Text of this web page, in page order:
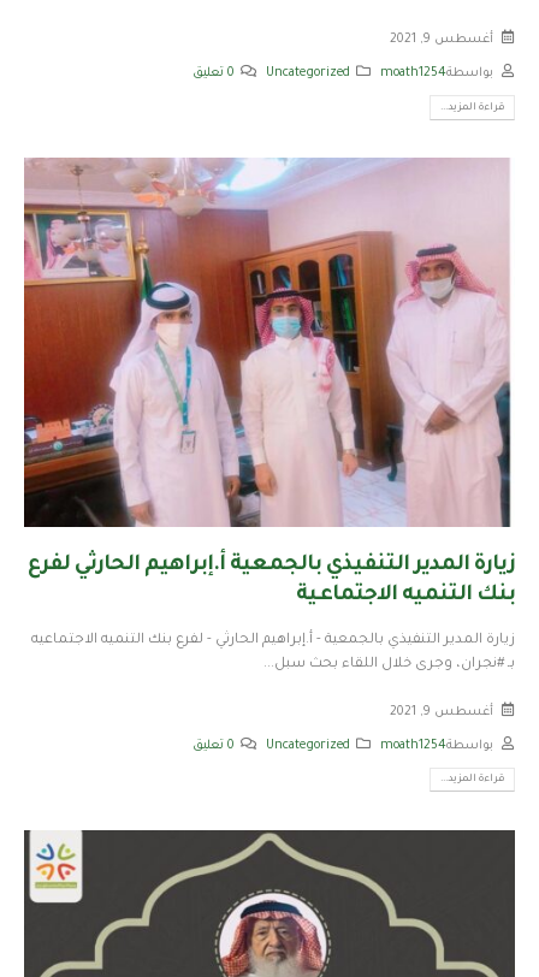
أغسطس 9, 2021
بواسطةmoath1254
Uncategorized 0 تعليق
قراءة المزيد...
زيارة المدير التنفيذي بالجمعية أ.إبراهيم الحارثي لفرع
بنك التنميه الاجتماعية
زيارة المدير التنفيذي بالجمعية - أ.إبراهيم الحارثي - لفرع بنك التنميه الاجتماعيه
بـ #نجران، وجرى خلال اللقاء بحث سبل...
أغسطس 9, 2021
بواسطةmoath1254
Uncategorized 0 تعليق
قراءة المزيد...